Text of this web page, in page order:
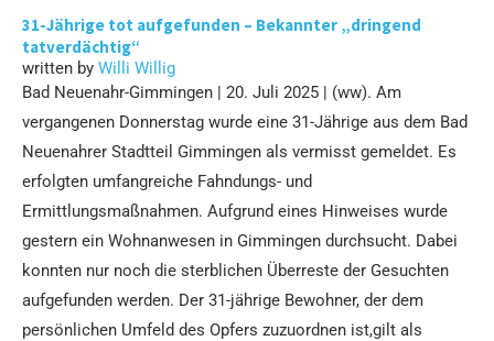
31-Jährige tot aufgefunden – Bekannter „dringend
tatverdächtig“
written by Willi Willig
Bad Neuenahr-Gimmingen | 20. Juli 2025 | (ww). Am
vergangenen Donnerstag wurde eine 31-Jährige aus dem Bad
Neuenahrer Stadtteil Gimmingen als vermisst gemeldet. Es
erfolgten umfangreiche Fahndungs- und
Ermittlungsmaßnahmen. Aufgrund eines Hinweises wurde
gestern ein Wohnanwesen in Gimmingen durchsucht. Dabei
konnten nur noch die sterblichen Überreste der Gesuchten
aufgefunden werden. Der 31-jährige Bewohner, der dem
persönlichen Umfeld des Opfers zuzuordnen ist,gilt als